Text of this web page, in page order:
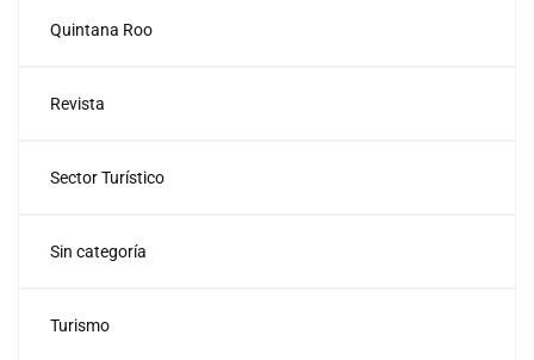
Quintana Roo
Revista
Sector Turístico
Sin categoría
Turismo